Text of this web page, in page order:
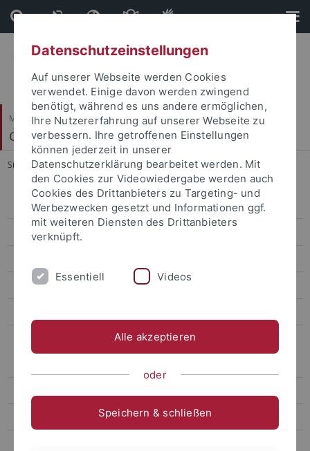
Direkt
zum
Inhalt
Direkt
zur
Fußleiste
Mathematisch-Naturwissenschaftliche Fakultät
Computergrafik
Sie sind hier: Startseite ... Zohreh Ghaderi
Prof. Dr.-Ing. Hendrik Lensch
Violaine Le Guily
Jan-Niklas Dihlmann
Andreas Engelhardt
Datenschutzeinstellungen
Auf unserer Webseite werden Cookies
verwendet. Einige davon werden zwingend
benötigt, während es uns andere ermöglichen,
Ihre Nutzererfahrung auf unserer Webseite zu
verbessern. Ihre getroffenen Einstellungen
können jederzeit in unserer
Datenschutzerklärung bearbeitet werden. Mit
den Cookies zur Videowiedergabe werden auch
Cookies des Drittanbieters zu Targeting- und
Werbezwecken gesetzt und Informationen ggf.
mit weiteren Diensten des Drittanbieters
verknüpft.
Essentiell Videos
Alle akzeptieren
oder
Speichern & schließen